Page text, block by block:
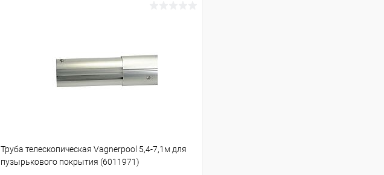
Труба телескопическая Vagnerpool 5,4-7,1м для
пузырькового покрытия (6011971)